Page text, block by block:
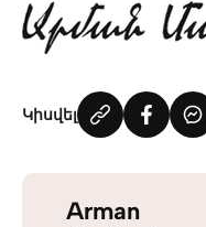
Կիսվել
Arman